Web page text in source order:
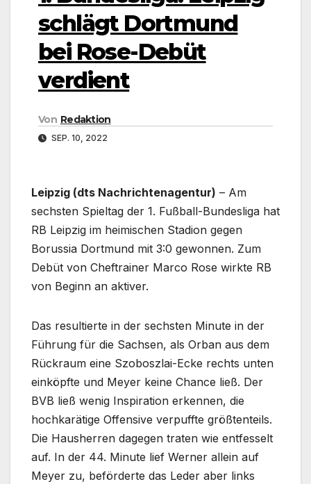
schlägt Dortmund
bei Rose-Debüt
verdient
Von Redaktion
SEP. 10, 2022
Leipzig (dts Nachrichtenagentur) – Am
sechsten Spieltag der 1. Fußball-Bundesliga hat
RB Leipzig im heimischen Stadion gegen
Borussia Dortmund mit 3:0 gewonnen. Zum
Debüt von Cheftrainer Marco Rose wirkte RB
von Beginn an aktiver.
Das resultierte in der sechsten Minute in der
Führung für die Sachsen, als Orban aus dem
Rückraum eine Szoboszlai-Ecke rechts unten
einköpfte und Meyer keine Chance ließ. Der
BVB ließ wenig Inspiration erkennen, die
hochkarätige Offensive verpuffte größtenteils.
Die Hausherren dagegen traten wie entfesselt
auf. In der 44. Minute lief Werner allein auf
Meyer zu, beförderte das Leder aber links